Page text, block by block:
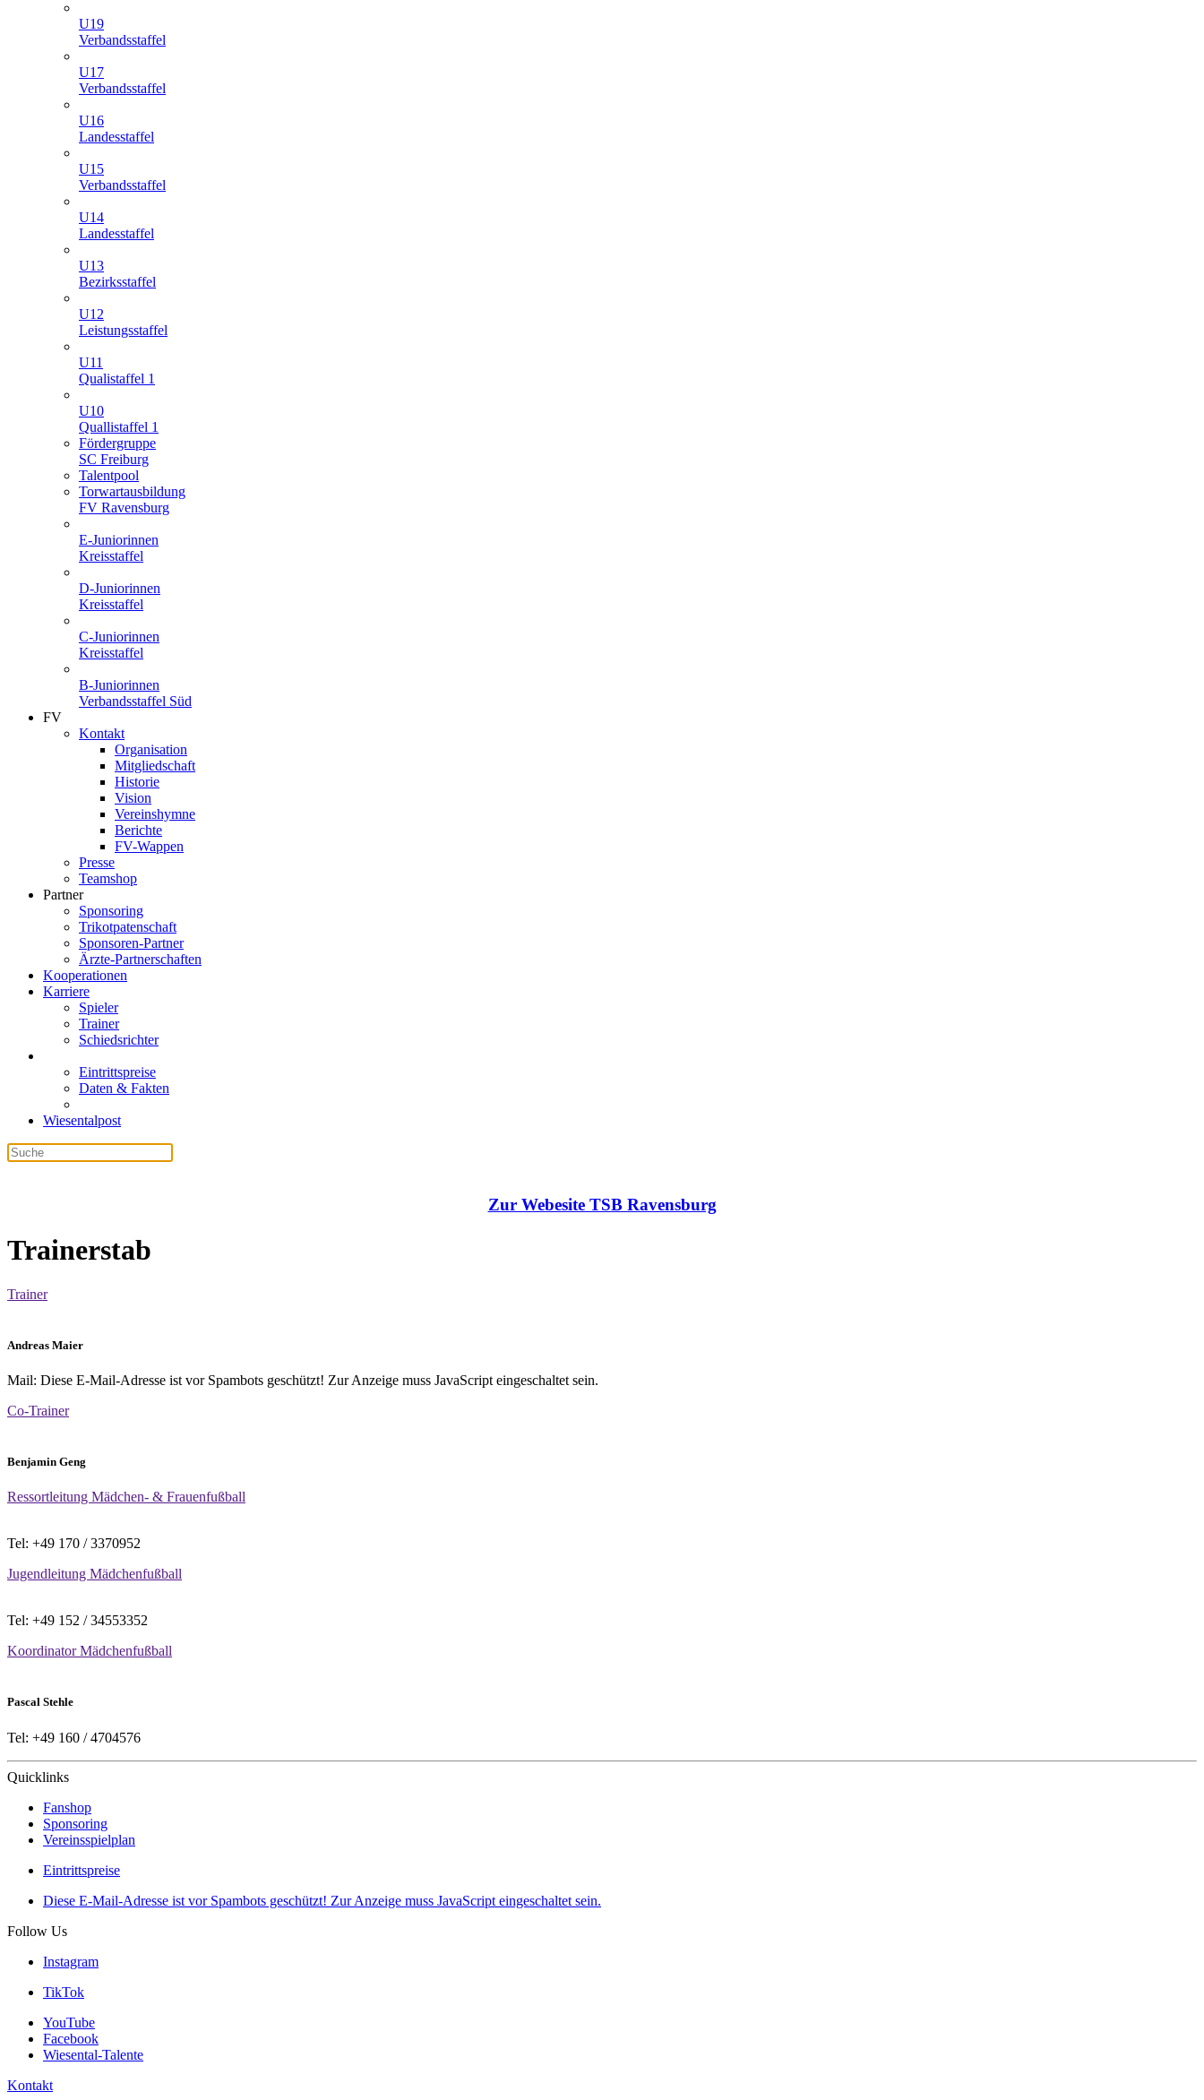
U19
Verbandsstaffel
U17
Verbandsstaffel
U16
Landesstaffel
U15
Verbandsstaffel
U14
Landesstaffel
U13
Bezirksstaffel
U12
Leistungsstaffel
U11
Qualistaffel 1
U10
Quallistaffel 1
Fördergruppe
SC Freiburg
Talentpool
Torwartausbildung
FV Ravensburg
E-Juniorinnen
Kreisstaffel
D-Juniorinnen
Kreisstaffel
C-Juniorinnen
Kreisstaffel
B-Juniorinnen
Verbandsstaffel Süd
FV
Kontakt
Organisation
Mitgliedschaft
Historie
Vision
Vereinshymne
Berichte
FV-Wappen
Presse
Teamshop
Partner
Sponsoring
Trikotpatenschaft
Sponsoren-Partner
Ärzte-Partnerschaften
Kooperationen
Karriere
Spieler
Trainer
Schiedsrichter
Eintrittspreise
Daten & Fakten
Wiesentalpost
Zur Webesite TSB Ravensburg
Trainerstab
Trainer
Andreas Maier
Mail: Diese E-Mail-Adresse ist vor Spambots geschützt! Zur Anzeige muss JavaScript eingeschaltet sein.
Co-Trainer
Benjamin Geng
Ressortleitung Mädchen- & Frauenfußball
Tel: +49 170 / 3370952
Jugendleitung Mädchenfußball
Tel: +49 152 / 34553352
Koordinator Mädchenfußball
Pascal Stehle
Tel: +49 160 / 4704576
Quicklinks
Fanshop
Sponsoring
Vereinsspielplan
Eintrittspreise
Diese E-Mail-Adresse ist vor Spambots geschützt! Zur Anzeige muss JavaScript eingeschaltet sein.
Follow Us
Instagram
TikTok
YouTube
Facebook
Wiesental-Talente
Kontakt